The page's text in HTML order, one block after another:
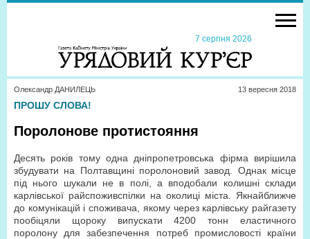
7 серпня 2026
Олександр ДАНИЛЕЦЬ 13 вересня 2018
ПРОШУ СЛОВА!
Поролонове протистояння
Десять років тому одна дніпропетровська фірма вирішила
збудувати на Полтавщині поролоновий завод. Однак місце
під нього шукали не в полі, а вподобали колишні склади
карлівської райспоживспілки на околиці міста. Якнайближче
до комунікацій і споживача, якому через карлівську райгазету
пообіцяли щороку випускати 4200 тонн еластичного
поролону для забезпечення потреб промисловості країни